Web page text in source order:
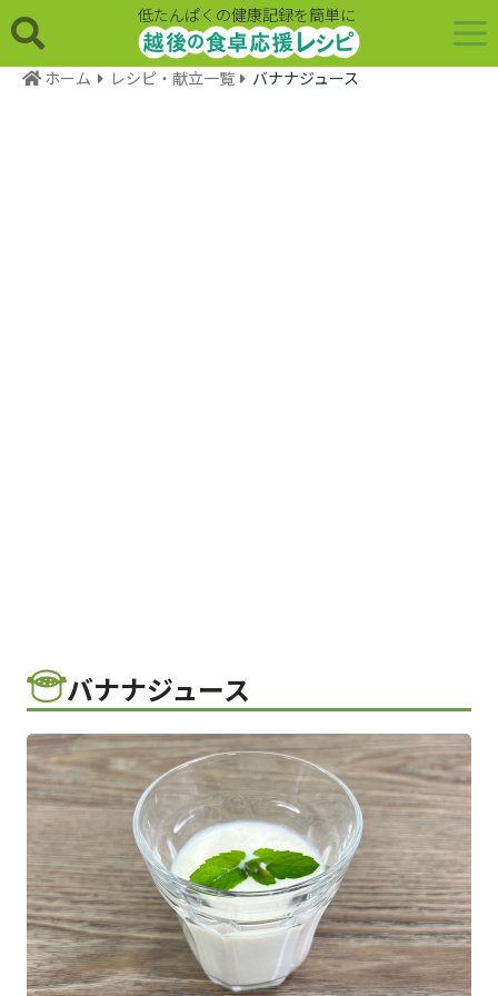
低たんぱくの健康記録を簡単に
ホーム レシピ・献立一覧 バナナジュース
バナナジュース